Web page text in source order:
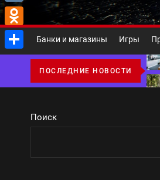
Банки и магазины Игры
ПОСЛЕДНИЕ НОВОСТИ
Поиск
VK
Odnoklassniki
Отправить